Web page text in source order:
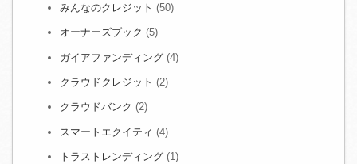
みんなのクレジット (50)
オーナーズブック (5)
ガイアファンディング (4)
クラウドクレジット (2)
クラウドバンク (2)
スマートエクイティ (4)
トラストレンディング (1)